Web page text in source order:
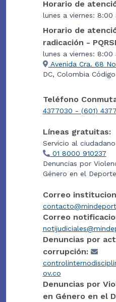
Horario de
lunes a viernes:
Horario de
radicación -
lunes a viernes:
Avenida Cra. 68
DC, Colombia Código
Teléfono
4377030 - (601)
Líneas gratuitas:
Servicio al
01 8000 910237
Denuncias por
Género en el
Correo
Correo
Denuncias por
corrupción:
ov.co
Denuncias por
en Género en el